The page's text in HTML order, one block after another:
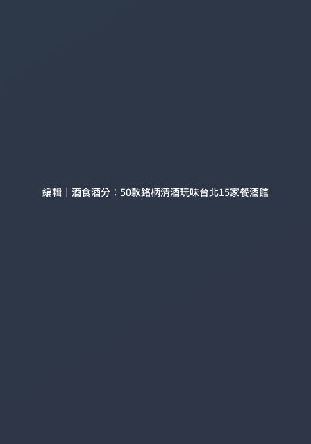
編輯｜酒食酒分：50款銘柄清酒玩味台北15家餐酒館